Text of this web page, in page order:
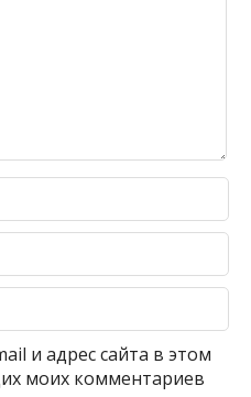
и адрес сайта в этом
моих комментариев